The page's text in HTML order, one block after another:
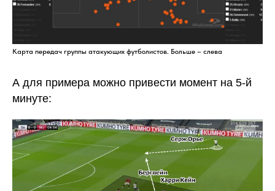
Карта передач группы атакующих футболистов. Больше – слева
А для примера можно привести момент на 5-й
минуте: